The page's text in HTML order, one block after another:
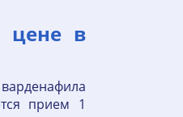
цене в
прием 1